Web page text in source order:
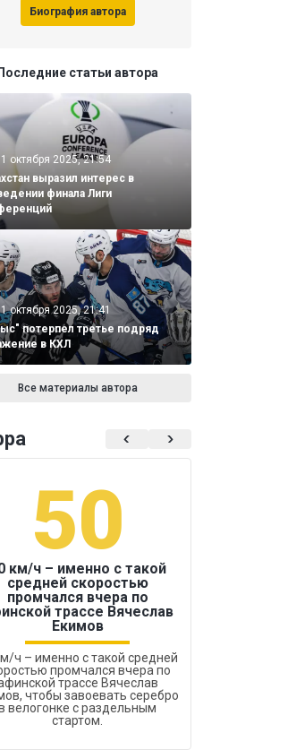
Биография автора
Последние статьи автора
октября 2025, 21:54
выразил интерес в
финала Лиги
октября 2025, 21:41
потерпел третье подряд
в КХЛ
Все материалы автора
50
км/ч – именно с такой
средней скоростью
промчался вчера по
трассе Вячеслав
Екимов
ч – именно с такой средней
промчался вчера по
трассе Вячеслав
чтобы завоевать серебро
велогонке с раздельным
стартом.